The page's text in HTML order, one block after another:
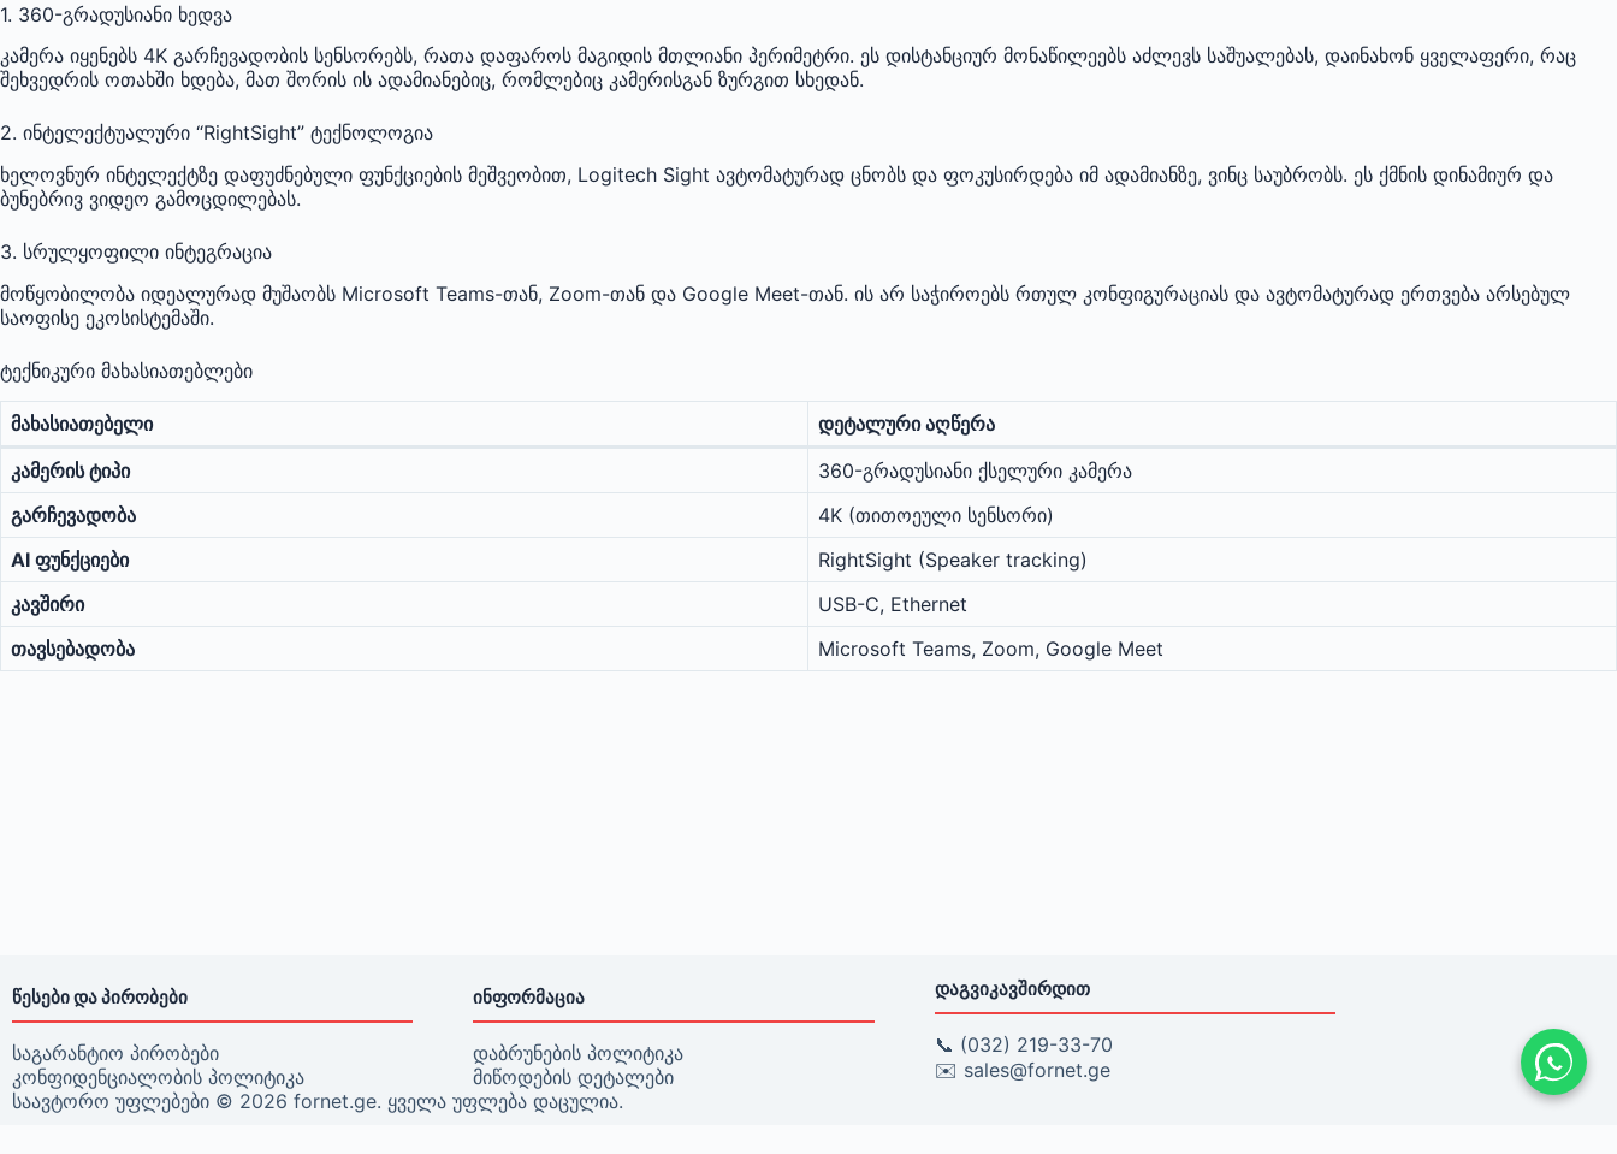
1. 360-გრადუსიანი ხედვა
კამერა იყენებს 4K გარჩევადობის სენსორებს, რათა დაფაროს მაგიდის მთლიანი პერიმეტრი. ეს დისტანციურ მონაწილეებს აძლევს საშუალებას, დაინახონ ყველაფერი, რაც
შეხვედრის ოთახში ხდება, მათ შორის ის ადამიანებიც, რომლებიც კამერისგან ზურგით სხედან.
2. ინტელექტუალური “RightSight” ტექნოლოგია
ხელოვნურ ინტელექტზე დაფუძნებული ფუნქციების მეშვეობით, Logitech Sight ავტომატურად ცნობს და ფოკუსირდება იმ ადამიანზე, ვინც საუბრობს. ეს ქმნის დინამიურ და
ბუნებრივ ვიდეო გამოცდილებას.
3. სრულყოფილი ინტეგრაცია
მოწყობილობა იდეალურად მუშაობს Microsoft Teams-თან, Zoom-თან და Google Meet-თან. ის არ საჭიროებს რთულ კონფიგურაციას და ავტომატურად ერთვება არსებულ
საოფისე ეკოსისტემაში.
ტექნიკური მახასიათებლები
მახასიათებელი
დეტალური აღწერა
კამერის ტიპი
360-გრადუსიანი ქსელური კამერა
გარჩევადობა
4K (თითოეული სენსორი)
AI ფუნქციები
RightSight (Speaker tracking)
კავშირი
USB-C, Ethernet
თავსებადობა
Microsoft Teams, Zoom, Google Meet
ᲬᲔᲡᲔᲑᲘ ᲓᲐ ᲞᲘᲠᲝᲑᲔᲑᲘ
საგარანტიო პირობები
კონფიდენციალობის პოლიტიკა
ᲘᲜᲤᲝᲠᲛᲐᲪᲘᲐ
დაბრუნების პოლიტიკა
მიწოდების დეტალები
ᲓᲐᲒᲕᲘᲙᲐᲕᲨᲘᲠᲓᲘᲗ
📞 (032) 219-33-70
✉️ sales@fornet.ge
საავტორო უფლებები © 2026 fornet.ge. ყველა უფლება დაცულია.